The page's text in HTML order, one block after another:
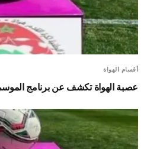
أقسام الهواة
عصبة الهواة تكشف عن برنامج